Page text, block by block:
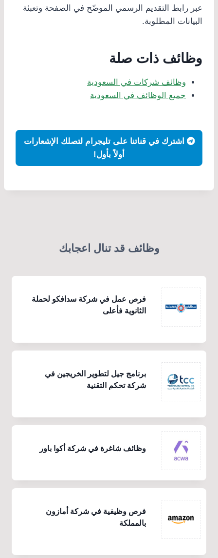
عبر رابط التقديم الرسمي الموضّح في الصفحة وتعبئة
البيانات المطلوبة.
وظائف ذات صلة
وظائف شركات في السعودية
جميع الوظائف في السعودية
اشترك في قناتنا على تليجرام لتصلك الإشعارات
أولاً بأول!
وظائف قد تنال اعجابك
فرص عمل في شركة سدافكو لحملة
الثانوية فأعلى
برنامج جيل لتطوير الخريجين في
شركة تحكم التقنية
وظائف شاغرة في شركة أكوا باور
فرص وظيفية في شركة أمازون
بالمملكة